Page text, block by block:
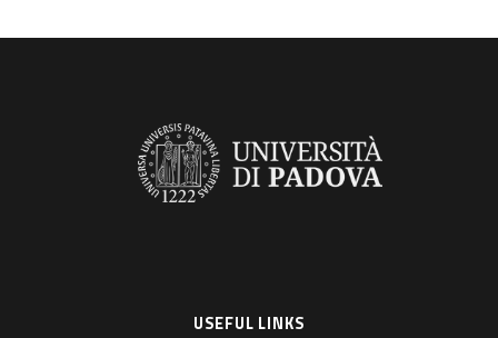
USEFUL LINKS